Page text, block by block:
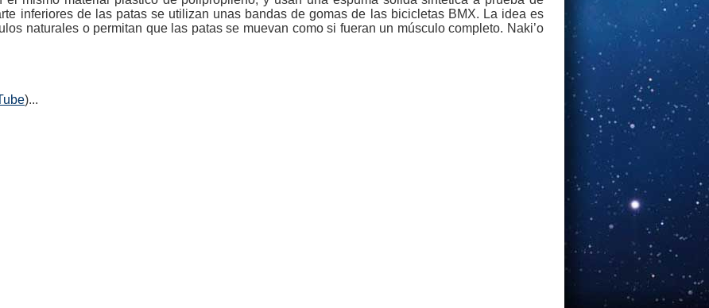
inferiores de las patas se utilizan unas bandas de gomas de las bicicletas BMX. La idea es
naturales o permitan que las patas se muevan como si fueran un músculo completo. Naki’o
)...